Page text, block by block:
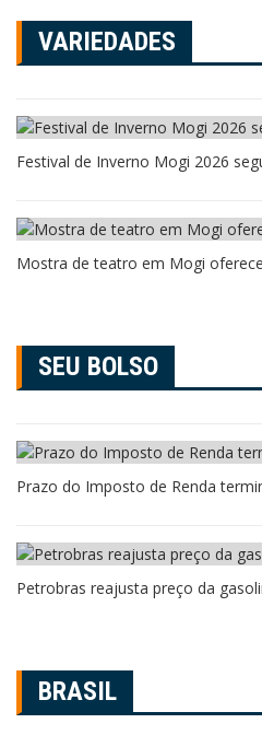
VARIEDADES
Festival de Inverno Mogi 2026
Mostra de teatro em Mogi
SEU BOLSO
Prazo do Imposto de Renda
Petrobras reajusta preço da
BRASIL